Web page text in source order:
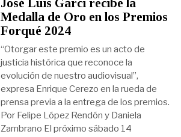
José Luis Garci recibe la
Medalla de Oro en los Premios
Forqué 2024
“Otorgar este premio es un acto de
justicia histórica que reconoce la
evolución de nuestro audiovisual”,
expresa Enrique Cerezo en la rueda de
prensa previa a la entrega de los premios.
Por Felipe López Rendón y Daniela
Zambrano El próximo sábado 14